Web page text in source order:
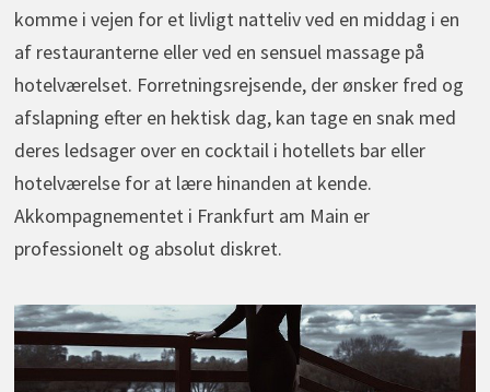
komme i vejen for et livligt natteliv ved en middag i en
af restauranterne eller ved en sensuel massage på
hotelværelset. Forretningsrejsende, der ønsker fred og
afslapning efter en hektisk dag, kan tage en snak med
deres ledsager over en cocktail i hotellets bar eller
hotelværelse for at lære hinanden at kende.
Akkompagnementet i Frankfurt am Main er
professionelt og absolut diskret.